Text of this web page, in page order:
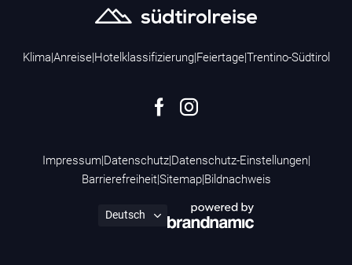
Klima|Anreise|Hotelklassifizierung|Feiertage|Trentino-Südtirol
Impressum|Datenschutz|Datenschutz-Einstellungen|
Barrierefreiheit|Sitemap|Bildnachweis